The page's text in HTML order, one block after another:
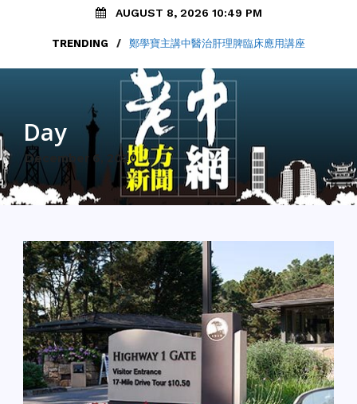
AUGUST 8, 2026 10:49 PM
TRENDING / 鄭學寶主講中醫治肝理脾臨床應用講座
Day
December 6, 2020